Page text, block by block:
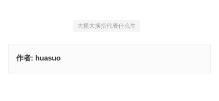
大摇大摆指代表什么生
作者: huasuo